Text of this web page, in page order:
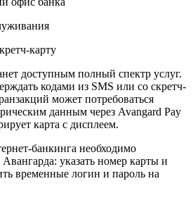
карту
доступным полный спектр услуг.
кодами из SMS или со скретч-
может потребоваться
данным через Avangard Pay
карта с дисплеем.
банкинга необходимо
Авангарда: указать номер карты и
временные логин и пароль на